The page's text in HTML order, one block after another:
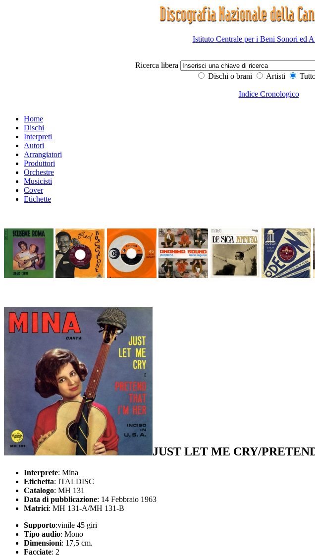
Istituto Centrale per i Beni Sonori ed
Ricerca libera
Dischi o brani
Artisti
Indice Cronologico
Home
Dischi
Interpreti
Autori
Arrangiatori
Produttori
Orchestre
Musicisti
Cover
Etichette
JUST LET ME CRY/
Interprete: Mina
Etichetta: ITALDISC
Catalogo: MH 131
Data di pubblicazione: 14 Febbraio 1963
Matrici: MH 131-A/MH 131-B
Supporto:vinile 45 giri
Tipo audio: Mono
Dimensioni: 17,5 cm.
Facciate: 2